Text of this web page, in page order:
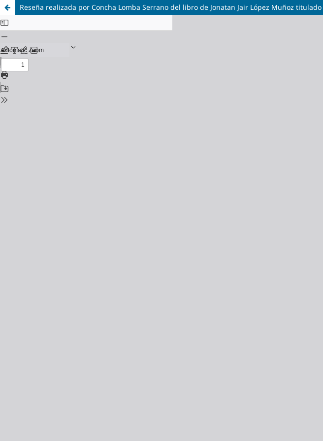
Reseña realizada por Concha Lomba Serrano del libro de Jonatan Jair López Muñoz titulado